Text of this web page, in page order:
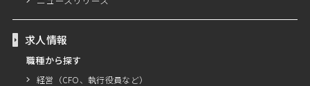
求人情報
職種から探す
経営（CFO、執行役員など）